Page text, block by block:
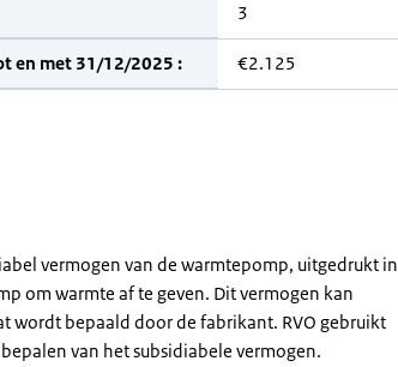
3
en met 31/12/2025 : €2.125
vermogen van de warmtepomp, uitgedrukt in
om warmte af te geven. Dit vermogen kan
wordt bepaald door de fabrikant. RVO gebruikt
van het subsidiabele vermogen.